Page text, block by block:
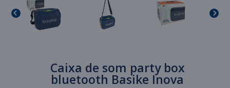
Caixa de som party box
bluetooth Basike Inova